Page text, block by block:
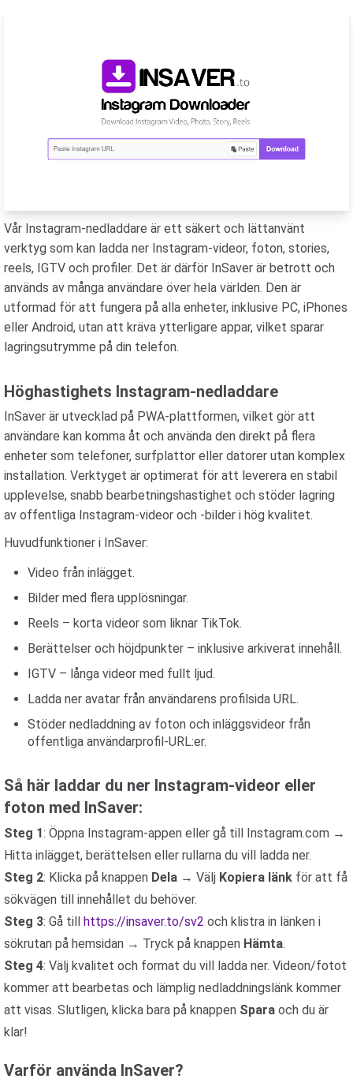
Vår Instagram-nedladdare är ett säkert och lättanvänt
verktyg som kan ladda ner Instagram-videor, foton, stories,
reels, IGTV och profiler. Det är därför InSaver är betrott och
används av många användare över hela världen. Den är
utformad för att fungera på alla enheter, inklusive PC, iPhones
eller Android, utan att kräva ytterligare appar, vilket sparar
lagringsutrymme på din telefon.
Höghastighets Instagram-nedladdare
InSaver är utvecklad på PWA-plattformen, vilket gör att
användare kan komma åt och använda den direkt på flera
enheter som telefoner, surfplattor eller datorer utan komplex
installation. Verktyget är optimerat för att leverera en stabil
upplevelse, snabb bearbetningshastighet och stöder lagring
av offentliga Instagram-videor och -bilder i hög kvalitet.
Huvudfunktioner i InSaver:
Video från inlägget.
Bilder med flera upplösningar.
Reels – korta videor som liknar TikTok.
Berättelser och höjdpunkter – inklusive arkiverat innehåll.
IGTV – långa videor med fullt ljud.
Ladda ner avatar från användarens profilsida URL.
Stöder nedladdning av foton och inläggsvideor från
offentliga användarprofil-URL:er.
Så här laddar du ner Instagram-videor eller
foton med InSaver:
Steg 1: Öppna Instagram-appen eller gå till Instagram.com →
Hitta inlägget, berättelsen eller rullarna du vill ladda ner.
Steg 2: Klicka på knappen Dela → Välj Kopiera länk för att få
sökvägen till innehållet du behöver.
Steg 3: Gå till https://insaver.to/sv2 och klistra in länken i
sökrutan på hemsidan → Tryck på knappen Hämta.
Steg 4: Välj kvalitet och format du vill ladda ner. Videon/fotot
kommer att bearbetas och lämplig nedladdningslänk kommer
att visas. Slutligen, klicka bara på knappen Spara och du är
klar!
Varför använda InSaver?